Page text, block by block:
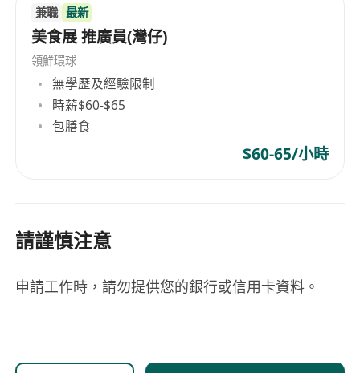
兼職 最新
美食展 推廣員(灣仔)
領鮮環球
無學歷及經驗限制
時薪$60-$65
包膳食
$60-65/小時
請謹慎注意
申請工作時，請勿提供您的銀行或信用卡資料。